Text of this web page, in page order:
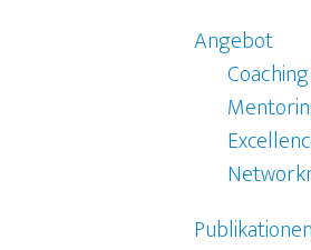
Angebot
Publikationen